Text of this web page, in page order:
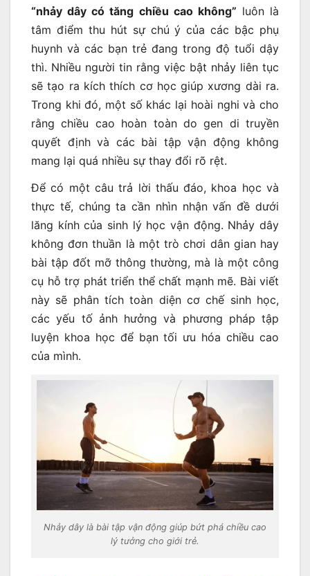
“nhảy dây có tăng chiều cao không” luôn là
tâm điểm thu hút sự chú ý của các bậc phụ
huynh và các bạn trẻ đang trong độ tuổi dậy
thì. Nhiều người tin rằng việc bật nhảy liên tục
sẽ tạo ra kích thích cơ học giúp xương dài ra.
Trong khi đó, một số khác lại hoài nghi và cho
rằng chiều cao hoàn toàn do gen di truyền
quyết định và các bài tập vận động không
mang lại quá nhiều sự thay đổi rõ rệt.
Để có một câu trả lời thấu đáo, khoa học và
thực tế, chúng ta cần nhìn nhận vấn đề dưới
lăng kính của sinh lý học vận động. Nhảy dây
không đơn thuần là một trò chơi dân gian hay
bài tập đốt mỡ thông thường, mà là một công
cụ hỗ trợ phát triển thể chất mạnh mẽ. Bài viết
này sẽ phân tích toàn diện cơ chế sinh học,
các yếu tố ảnh hưởng và phương pháp tập
luyện khoa học để bạn tối ưu hóa chiều cao
của mình.
Nhảy dây là bài tập vận động giúp bứt phá chiều cao
lý tưởng cho giới trẻ.